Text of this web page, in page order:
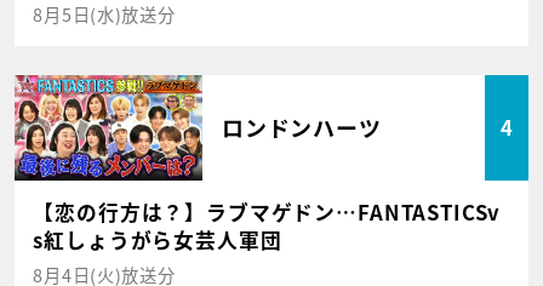
8月5日(水)放送分
ロンドンハーツ 4
【恋の行方は？】ラブマゲドン…FANTASTICSv
s紅しょうがら女芸人軍団
8月4日(火)放送分